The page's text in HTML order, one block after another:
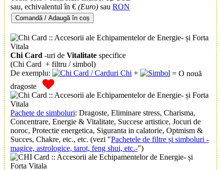
sau, echivalentul în € (Euro) sau RON
Comandă / Adaugă în coș
Chi Card -uri de Vitalitate specifice
(Chi Card + filtru / simbol)
De exemplu:
+
= O nouă
dragoste
Pachete de simboluri: Dragoste, Eliminare stress, Charisma,
Concentrare, Energie & Vitalitate, Succese artistice, Jocuri de
noroc, Protectie energetica, Siguranta in calatorie, Optmism &
Succes, Chakre, etc., etc. (vezi "Pachetele de filtre și simboluri -
magice, astrologice, tarot, feng shui, etc.-")